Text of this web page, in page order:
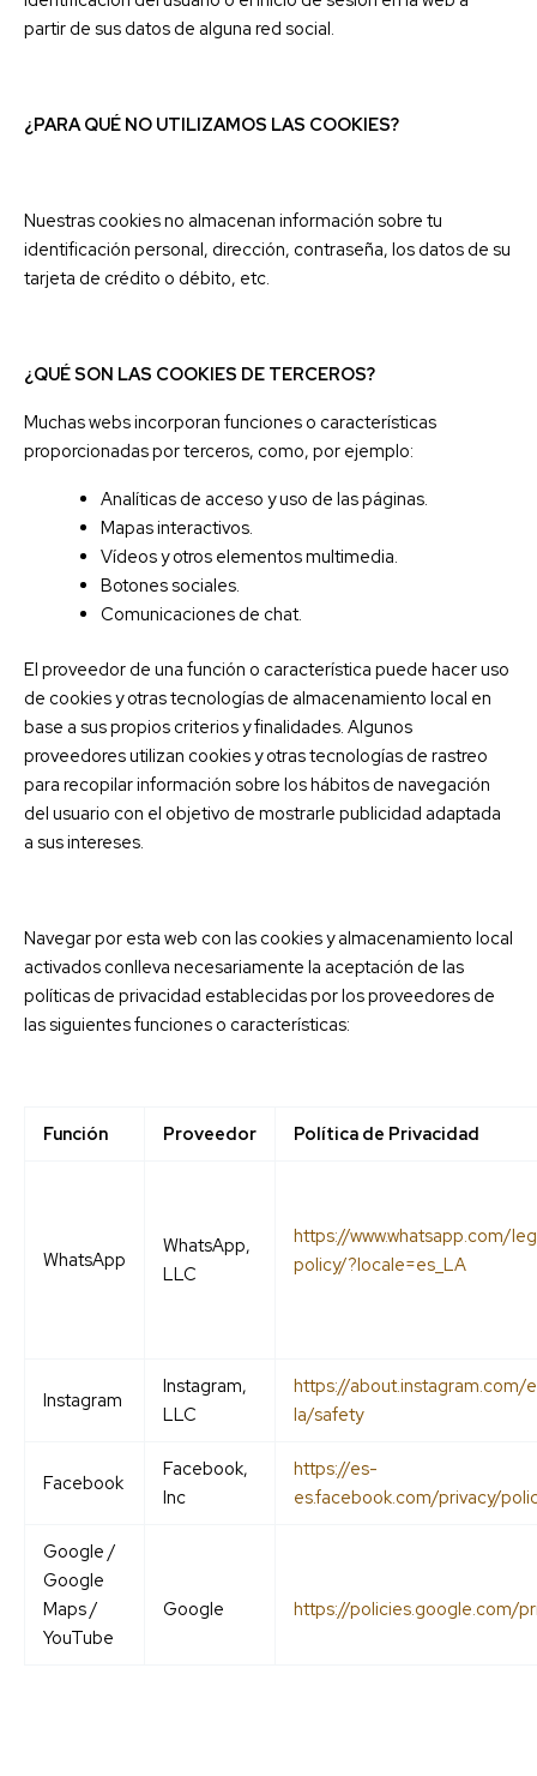
partir de sus datos de alguna red social.
¿PARA QUÉ NO UTILIZAMOS LAS COOKIES?
Nuestras cookies no almacenan información sobre tu
identificación personal, dirección, contraseña, los datos de su
tarjeta de crédito o débito, etc.
¿QUÉ SON LAS COOKIES DE TERCEROS?
Muchas webs incorporan funciones o características
proporcionadas por terceros, como, por ejemplo:
Analíticas de acceso y uso de las páginas.
Mapas interactivos.
Vídeos y otros elementos multimedia.
Botones sociales.
Comunicaciones de chat.
El proveedor de una función o característica puede hacer uso
de cookies y otras tecnologías de almacenamiento local en
base a sus propios criterios y finalidades. Algunos
proveedores utilizan cookies y otras tecnologías de rastreo
para recopilar información sobre los hábitos de navegación
del usuario con el objetivo de mostrarle publicidad adaptada
a sus intereses.
Navegar por esta web con las cookies y almacenamiento local
activados conlleva necesariamente la aceptación de las
políticas de privacidad establecidas por los proveedores de
las siguientes funciones o características:
Función Proveedor Política de Privacidad
WhatsApp
WhatsApp,
LLC
https://www.whatsapp.com/
policy/?locale=es_LA
Instagram
Instagram,
LLC
https://about.instagram.com/
la/safety
Facebook
Facebook,
Inc
https://es-
es.facebook.com/privacy/
Google /
Google
Maps /
YouTube
Google https://policies.google.com/